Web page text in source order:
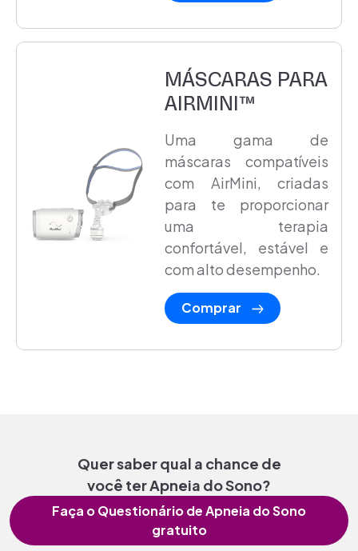
MÁSCARAS PARA
AIRMINI™
Uma gama de
máscaras compatíveis
com AirMini, criadas
para te proporcionar
uma terapia
confortável, estável e
com alto desempenho.
Comprar
Quer saber qual a chance de
você ter Apneia do Sono?
Faça o Questionário de Apneia do Sono
gratuito